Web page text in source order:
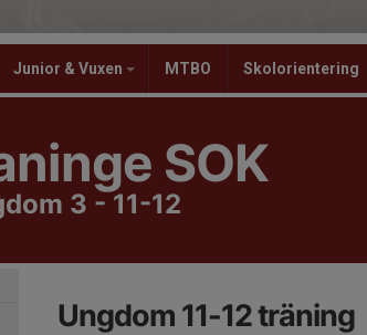
Junior & Vuxen MTBO Skolorientering
SOK
3 - 11-12
Ungdom 11-12 träning